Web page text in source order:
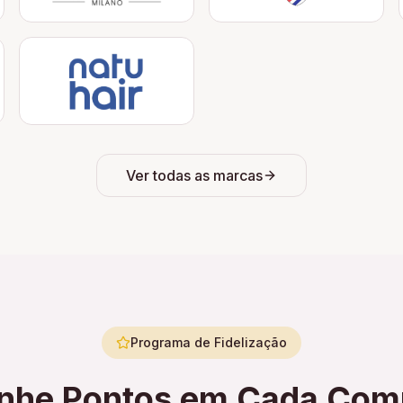
Ver todas as marcas
Programa de Fidelização